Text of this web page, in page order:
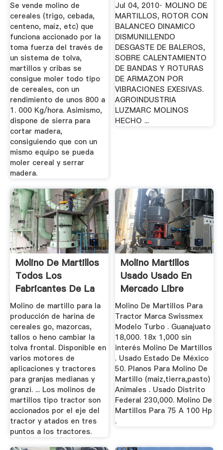
Se vende molino de
cereales (trigo, cebada,
centeno, maíz, etc) que
funciona accionado por la
toma fuerza del través de
un sistema de tolva,
martillos y cribas se
consigue moler todo tipo
de cereales, con un
rendimiento de unos 800 a
1. 000 Kg/hora. Asimismo,
dispone de sierra para
cortar madera,
consiguiendo que con un
mismo equipo se pueda
moler cereal y serrar
madera.
Jul 04, 2010· MOLINO DE
MARTILLOS, ROTOR CON
BALANCEO DINAMICO
DISMUNILLENDO
DESGASTE DE BALEROS,
SOBRE CALENTAMIENTO
DE BANDAS Y ROTURAS
DE ARMAZON POR
VIBRACIONES EXESIVAS.
AGROINDUSTRIA
LUZMARC MOLINOS
HECHO ...
Molino De Martillos
Todos Los
Fabricantes De La
...
Molino de martillo para la
producción de harina de
cereales go, mazorcas,
tallos o heno cambiar la
tolva frontal. Disponible en
varios motores de
aplicaciones y tractores
para granjas medianas y
granzi. ... Los molinos de
martillos tipo tractor son
accionados por el eje del
tractor y atados en tres
puntos a los tractores.
Molino Martillos
Usado Usado En
Mercado Libre
México
Molino De Martillos Para
Tractor Marca Swissmex
Modelo Turbo . Guanajuato
18,000. 18x 1,000 sin
interés Molino De Martillos
. Usado Estado De México
50. Planos Para Molino De
Martillo (maiz,tierra,pasto)
Animales . Usado Distrito
Federal 230,000. Molino De
Martillos Para 75 A 100 Hp
.